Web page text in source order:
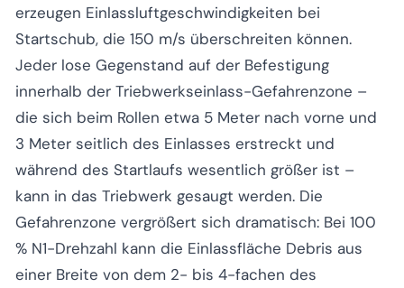
erzeugen Einlassluftgeschwindigkeiten bei
Startschub, die 150 m/s überschreiten können.
Jeder lose Gegenstand auf der Befestigung
innerhalb der Triebwerkseinlass-Gefahrenzone –
die sich beim Rollen etwa 5 Meter nach vorne und
3 Meter seitlich des Einlasses erstreckt und
während des Startlaufs wesentlich größer ist –
kann in das Triebwerk gesaugt werden. Die
Gefahrenzone vergrößert sich dramatisch: Bei 100
% N1-Drehzahl kann die Einlassfläche Debris aus
einer Breite von dem 2- bis 4-fachen des